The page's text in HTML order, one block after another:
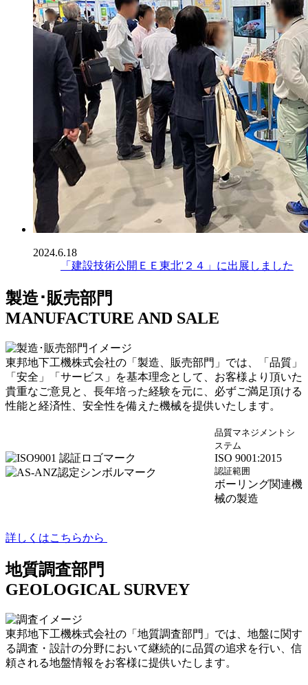
2024.6.18
「建設技術公開ＥＥ東北'２４」に出展しました
製造･販売部門
MANUFACTURE AND SALE
東邦地下工機株式会社の「製造、販売部門」では、「品質」
「安全」「サービス」を基本理念として、お客様より頂いた
貴重なご意見と、長年培った経験を元に、必ずご満足頂ける
性能と経済性、安全性を備えた機械を提供いたします。
品質マネジメントシ
ステム
ISO 9001:2015
認証範囲
ボーリング関連機
械の製造
詳しくはこちらから
地質調査部門
GEOLOGICAL SURVEY
東邦地下工機株式会社の「地質調査部門」では、地盤に関す
る調査・設計の分野において継続的に品質の追求を行い、信
頼される地盤情報をお客様に提供いたします。